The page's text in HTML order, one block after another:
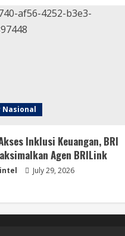
Nasional
Inklusi Keuangan, BRI
Agen BRILink
July 29, 2026